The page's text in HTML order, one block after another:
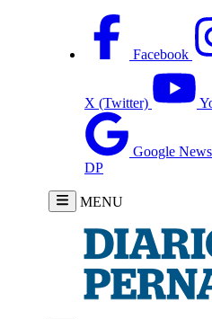
Facebook
X (Twitter)
Google News
DP
MENU